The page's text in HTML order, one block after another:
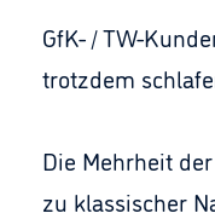
GfK- / TW-
trotzdem
Die Mehrheit
zu klassischer